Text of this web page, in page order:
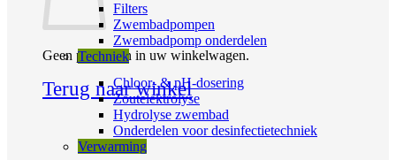
Geen producten in uw winkelwagen.
Terug naar winkel
Filters
Zwembadpompen
Zwembadpomp onderdelen
Techniek
Chloor- & pH-dosering
Zoutelektrolyse
Hydrolyse zwembad
Onderdelen voor desinfectietechniek
Verwarming